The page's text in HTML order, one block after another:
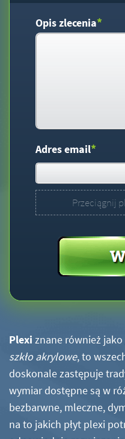
Opis zlecenia*
Adres email*
Przeciągnij
Plexi znane również jako
szkło akrylowe, to
doskonale zastępuje
wymiar dostępne są w
bezbarwne, mleczne,
na to jakich płyt plexi